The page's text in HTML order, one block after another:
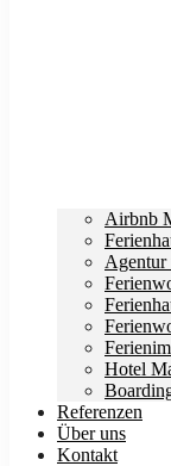
Airbnb
Agentur
Hotel
Referenzen
Über uns
Kontakt